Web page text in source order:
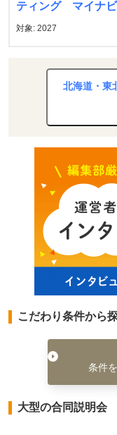
ティング マイナビ
対象: 2027
北海道・東
こだわり条件から
条件
大型の合同説明会